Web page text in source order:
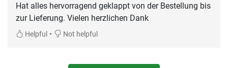
Hat alles hervorragend geklappt von der Bestellung bis
zur Lieferung. Vielen herzlichen Dank
Helpful • Not helpful